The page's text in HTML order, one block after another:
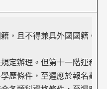
，且不得兼具外國國籍。
定辦理。但第十一階運務
歷條件，至遲應於報名截止